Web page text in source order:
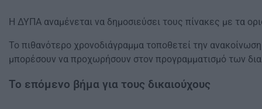
Η ΔΥΠΑ αναμένεται να δημοσιεύσει τους πίνακες με τα
Το πιθανότερο χρονοδιάγραμμα τοποθετεί την
μπορέσουν να προχωρήσουν στον προγραμματισμό των
Το επόμενο βήμα για τους δικαιούχους